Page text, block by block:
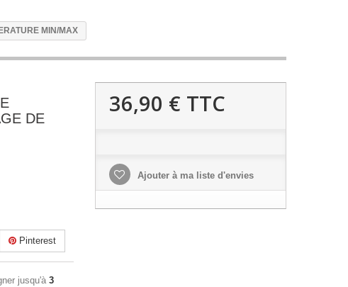
MIN/MAX
DE
Pinterest
jusqu'à 3
36,90 € TTC
Ajouter à ma liste d'envies